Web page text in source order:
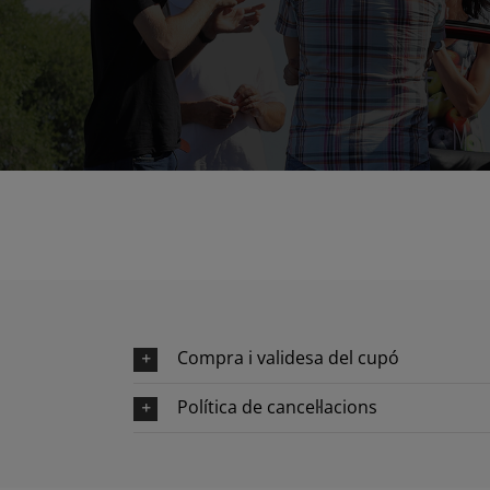
Compra i validesa del cupó
Política de cancel·lacions